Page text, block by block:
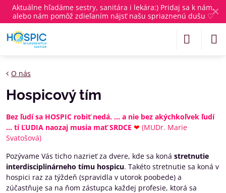
✕
Aktuálne hľadáme sestry, sanitára i lekára:) Pridaj sa k nám,
alebo nám pomôž zdieľaním nájsť našu spriaznenú dušu ♡
O nás
Hospicový tím
Bez ľudí sa HOSPIC robiť nedá. ... a nie bez akýchkoľvek ľudí
... tí ĽUDIA naozaj musia mať SRDCE ❤ (MUDr. Marie
Svatošová)
Pozývame Vás ticho nazrieť za dvere, kde sa koná stretnutie
interdisciplinárneho tímu hospicu. Takéto stretnutie sa koná v
hospici raz za týždeň (spravidla v utorok poobede) a
zúčastňuje sa na ňom zástupca každej profesie, ktorá sa